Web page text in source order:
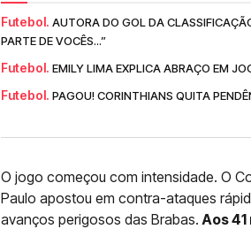
Futebol. AUTORA DO GOL DA
PARTE DE VOCÊS...”
Futebol. EMILY LIMA EXPLICA ABRAÇO EM
Futebol. PAGOU! CORINTHIANS QUITA
O jogo começou com intensidade. O
Paulo apostou em contra-ataques
avanços perigosos das Brabas. Aos